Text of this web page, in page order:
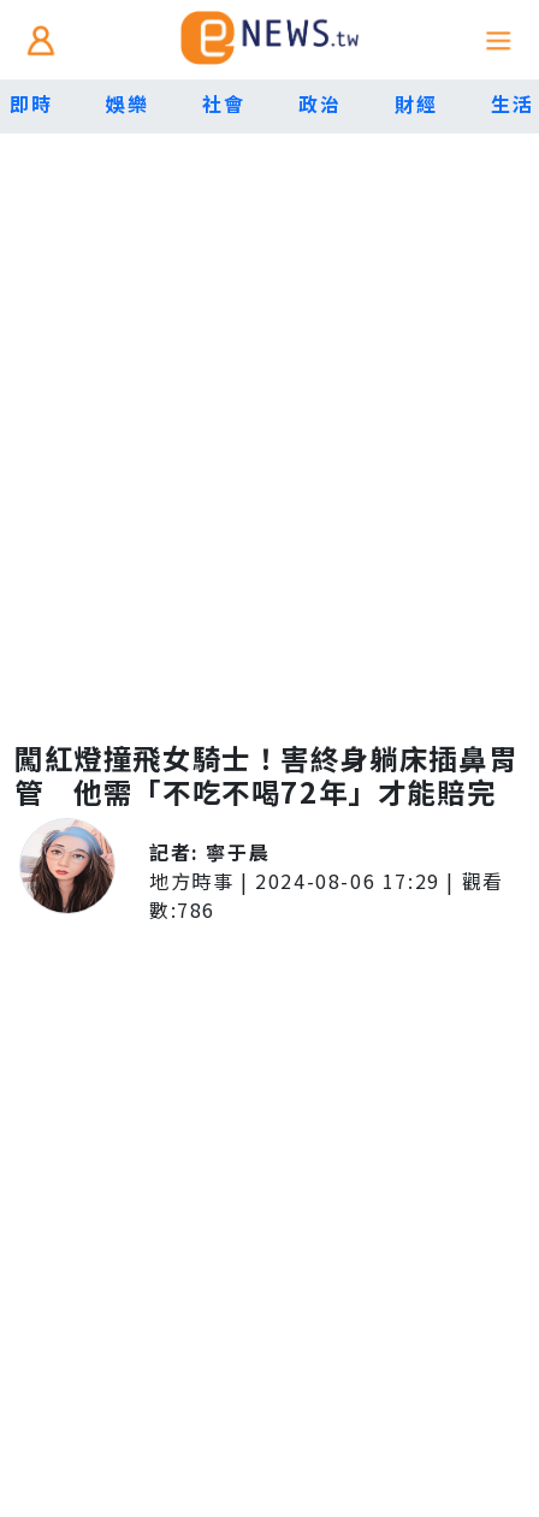
即時 娛樂 社會 政治 財經 生活
闖紅燈撞飛女騎士！害終身躺床插鼻胃
管 他需「不吃不喝72年」才能賠完
記者: 寧于晨
地方時事 | 2024-08-06 17:29 | 觀看
數:786